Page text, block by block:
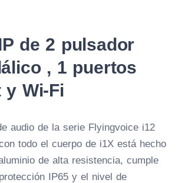
de 2 pulsador
, 1 puertos
y Wi-Fi
audio de la serie Flyingvoice i12
todo el cuerpo de i1X está hecho
de alta resistencia, cumple
IP65 y el nivel de